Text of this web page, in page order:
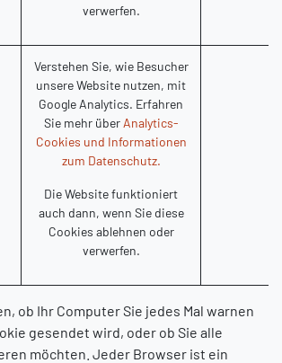
verwerfen.
Verstehen Sie, wie Besucher
unsere Website nutzen, mit
Google Analytics. Erfahren
Sie mehr über Analytics-
Cookies und Informationen
zum Datenschutz.
Die Website funktioniert
auch dann, wenn Sie diese
Cookies ablehnen oder
verwerfen.
ob Ihr Computer Sie jedes Mal warnen
gesendet wird, oder ob Sie alle
möchten. Jeder Browser ist ein